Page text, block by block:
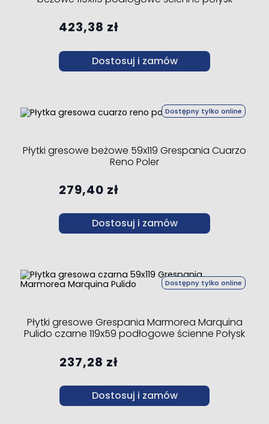
423,38 zł
Dostosuj i zamów
Dostępny tylko online
Płytki gresowe beżowe 59x119 Grespania Cuarzo
Reno Poler
279,40 zł
Dostosuj i zamów
Dostępny tylko online
Płytki gresowe Grespania Marmorea Marquina
Pulido czarne 119x59 podłogowe ścienne Połysk
237,28 zł
Dostosuj i zamów